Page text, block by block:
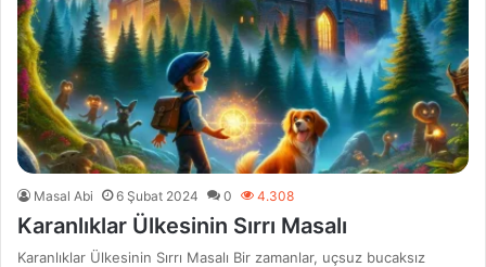
Masal Abi 6 Şubat 2024 0 4.308
Karanlıklar Ülkesinin Sırrı Masalı
Karanlıklar Ülkesinin Sırrı Masalı Bir zamanlar, uçsuz bucaksız